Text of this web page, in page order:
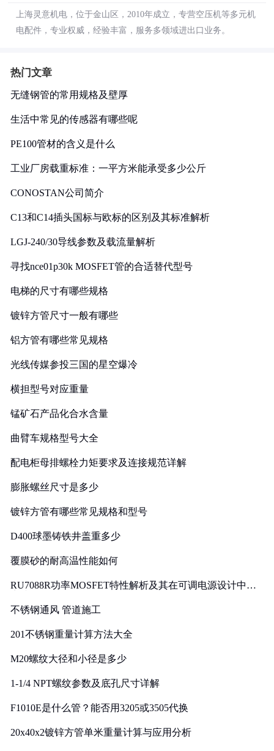
上海灵意机电，位于金山区，2010年成立，专营空压机等多元机
电配件，专业权威，经验丰富，服务多领域进出口业务。
热门文章
无缝钢管的常用规格及壁厚
生活中常见的传感器有哪些呢
PE100管材的含义是什么
工业厂房载重标准：一平方米能承受多少公斤
CONOSTAN公司简介
C13和C14插头国标与欧标的区别及其标准解析
LGJ-240/30导线参数及载流量解析
寻找nce01p30k MOSFET管的合适替代型号
电梯的尺寸有哪些规格
镀锌方管尺寸一般有哪些
铝方管有哪些常见规格
光线传媒参投三国的星空爆冷
横担型号对应重量
锰矿石产品化合水含量
曲臂车规格型号大全
配电柜母排螺栓力矩要求及连接规范详解
膨胀螺丝尺寸是多少
镀锌方管有哪些常见规格和型号
D400球墨铸铁井盖重多少
覆膜砂的耐高温性能如何
RU7088R功率MOSFET特性解析及其在可调电源设计中的
不锈钢通风 管道施工
201不锈钢重量计算方法大全
M20螺纹大径和小径是多少
1-1/4 NPT螺纹参数及底孔尺寸详解
F1010E是什么管？能否用3205或3505代换
20x40x2镀锌方管单米重量计算与应用分析